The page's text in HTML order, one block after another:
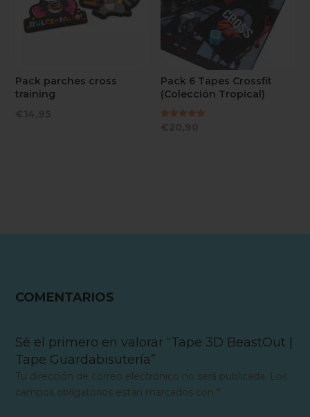
Pack parches cross
training
Pack 6 Tapes Crossfit
(Colección Tropical)
COMENTARIOS
Sé el primero en valorar “Tape 3D BeastOut |
Tape Guardabisutería”
Tu dirección de correo electrónico no será publicada. Los
campos obligatorios están marcados con *